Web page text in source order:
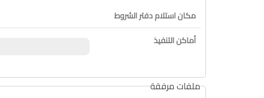
مكان استلام دفتر الشروط
أماكن التنفيذ
ملفات مرفقة